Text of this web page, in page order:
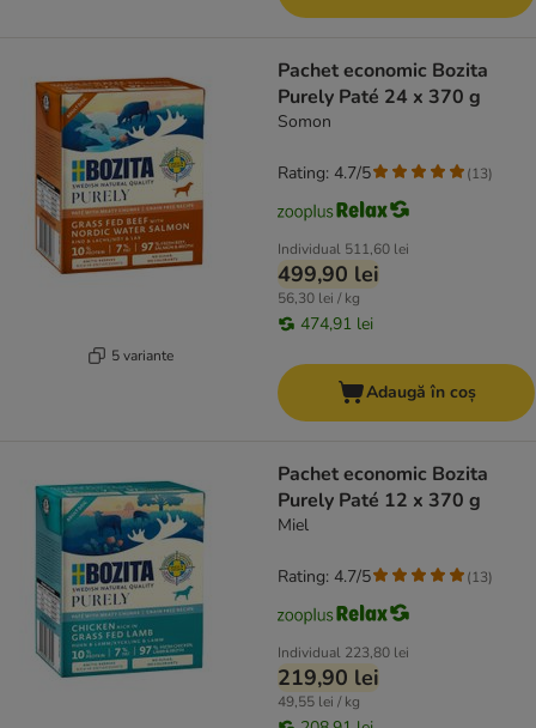
5 variante
Pachet economic Bozita
Purely Paté 24 x 370 g
Somon
Individual 511,60 lei
499,90 lei
56,30 lei / kg
474,91 lei
Rating: 4.7/5 (13)
Adaugă în coș
Pachet economic Bozita
Purely Paté 12 x 370 g
Miel
Individual 223,80 lei
219,90 lei
49,55 lei / kg
Rating: 4.7/5 (13)